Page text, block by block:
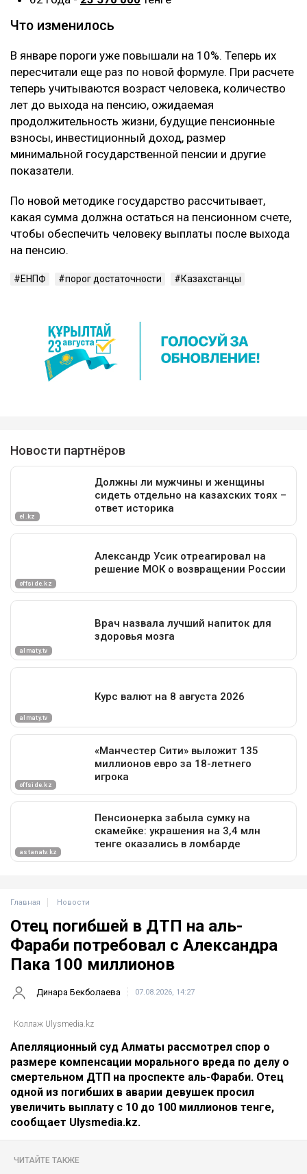
Что изменилось
В январе пороги уже повышали на 10%. Теперь их
пересчитали еще раз по новой формуле. При расчете
теперь учитываются возраст человека, количество
лет до выхода на пенсию, ожидаемая
продолжительность жизни, будущие пенсионные
взносы, инвестиционный доход, размер
минимальной государственной пенсии и другие
показатели.
По новой методике государство рассчитывает,
какая сумма должна остаться на пенсионном счете,
чтобы обеспечить человеку выплаты после выхода
на пенсию.
ЕНПФ порог достаточности Казахстанцы
Главная Новости
Отец погибшей в ДТП на аль-
Фараби потребовал с Александра
Пака 100 миллионов
Динара Бекболаева 07.08.2026, 14:27